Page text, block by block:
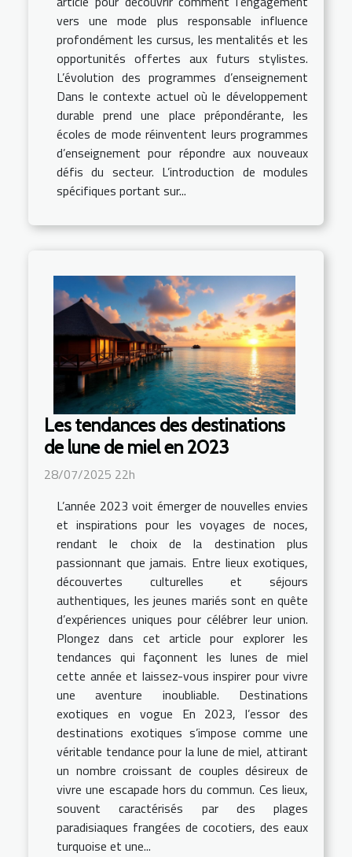
vers une mode plus responsable influence
profondément les cursus, les mentalités et les
opportunités offertes aux futurs stylistes.
L’évolution des programmes d’enseignement
Dans le contexte actuel où le développement
durable prend une place prépondérante, les
écoles de mode réinventent leurs programmes
d’enseignement pour répondre aux nouveaux
défis du secteur. L’introduction de modules
spécifiques portant sur...
Les tendances des destinations
de lune de miel en 2023
28/07/2025 22h
L’année 2023 voit émerger de nouvelles envies
et inspirations pour les voyages de noces,
rendant le choix de la destination plus
passionnant que jamais. Entre lieux exotiques,
découvertes culturelles et séjours
authentiques, les jeunes mariés sont en quête
d’expériences uniques pour célébrer leur union.
Plongez dans cet article pour explorer les
tendances qui façonnent les lunes de miel
cette année et laissez-vous inspirer pour vivre
une aventure inoubliable. Destinations
exotiques en vogue En 2023, l’essor des
destinations exotiques s’impose comme une
véritable tendance pour la lune de miel, attirant
un nombre croissant de couples désireux de
vivre une escapade hors du commun. Ces lieux,
souvent caractérisés par des plages
paradisiaques frangées de cocotiers, des eaux
turquoise et une...